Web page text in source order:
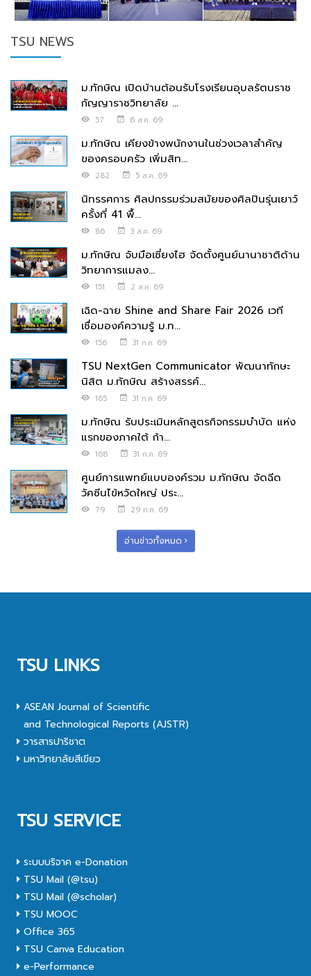
TSU NEWS
ม.ทักษิณ เปิดบ้านต้อนรับโรงเรียนอุบลรัตนราช
กัญญาราชวิทยาลัย ...
57 6 ส.ค. 69
ม.ทักษิณ เคียงข้างพนักงานในช่วงเวลาสำคัญ
ของครอบครัว เพิ่มสิท...
282 5 ส.ค. 69
นิทรรศการ ศิลปกรรมร่วมสมัยของศิลปินรุ่นเยาว์
ครั้งที่ 41 พื้...
86 3 ส.ค. 69
ม.ทักษิณ จับมือเซี่ยงไฮ จัดตั้งศูนย์นานาชาติด้าน
วิทยาการแมลง...
151 2 ส.ค. 69
เฉิด-ฉาย Shine and Share Fair 2026 เวที
เชื่อมองค์ความรู้ ม.ท...
156 31 ก.ค. 69
TSU NextGen Communicator พัฒนาทักษะ
นิสิต ม.ทักษิณ สร้างสรรค์...
165 31 ก.ค. 69
ม.ทักษิณ รับประเมินหลักสูตรกิจกรรมบำบัด แห่ง
แรกของภาคใต้ ก้า...
168 31 ก.ค. 69
ศูนย์การแพทย์แบบองค์รวม ม.ทักษิณ จัดฉีด
วัคซีนไข้หวัดใหญ่ ประ...
79 29 ก.ค. 69
อ่านข่าวทั้งหมด
TSU LINKS
ASEAN Journal of Scientific
and Technological Reports (AJSTR)
วารสารปาริชาต
มหาวิทยาลัยสีเขียว
TSU SERVICE
ระบบบริจาค e-Donation
TSU Mail (@tsu)
TSU Mail (@scholar)
TSU MOOC
Office 365
TSU Canva Education
e-Performance